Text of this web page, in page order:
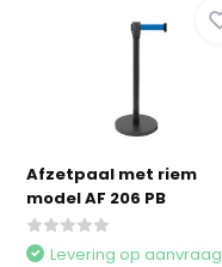
Afzetpaal met riem
model AF 206 PB
Levering op aanvraag